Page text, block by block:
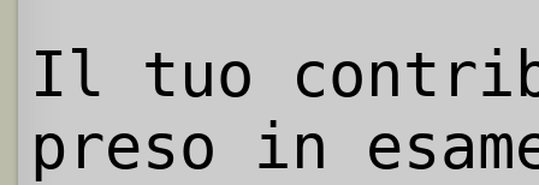
Il tuo
preso in